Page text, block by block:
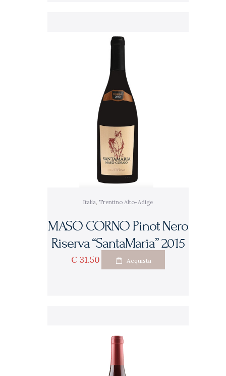
Italia Trentino Alto-Adige
MASO CORNO Pinot Nero
Riserva “SantaMaria” 2015
€ 3150 Acquista